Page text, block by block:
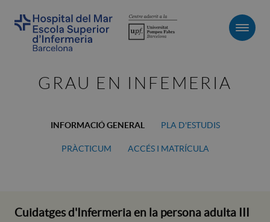
GRAU EN INFEMERIA
INFORMACIÓ GENERAL PLA D'ESTUDIS
PRÀCTICUM ACCÉS I MATRÍCULA
Cuidatges d'Infermeria en la persona adulta III